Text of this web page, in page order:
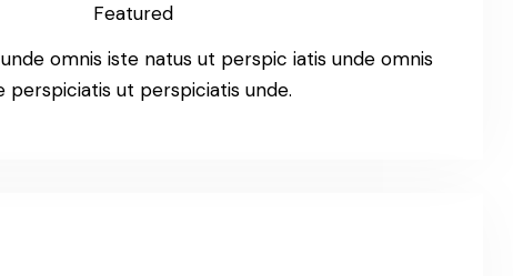
Featured
omnis iste natus ut perspic iatis unde omnis
perspiciatis ut perspiciatis unde.